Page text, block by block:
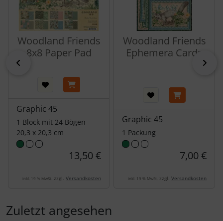
Woodland Friends
8x8 Paper Pad
Graphic 45
1 Block mit 24 Bögen
20,3 x 20,3 cm
13,50 €
inkl. 19 % MwSt. zzgl. Versandkosten
Woodland Friends
Ephemera Cards
Graphic 45
1 Packung
7,00 €
inkl. 19 % MwSt. zzgl. Versandkosten
Zuletzt angesehen